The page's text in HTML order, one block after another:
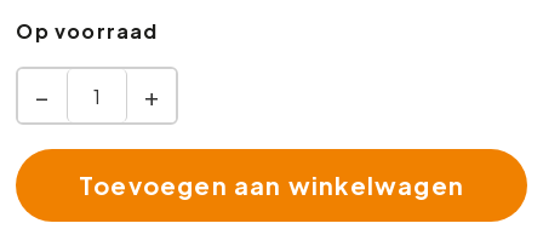
Op voorraad
− +
Toevoegen aan winkelwagen